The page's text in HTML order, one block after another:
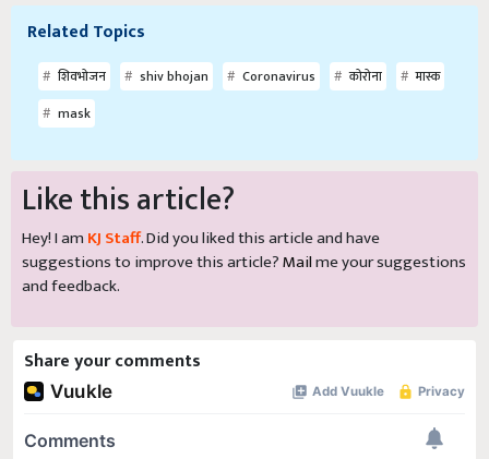
Related Topics
शिवभोजन shiv bhojan Coronavirus कोरोना
मास्क
mask
Like this article?
Hey! I am KJ Staff. Did you liked this article and have
suggestions to improve this article?Mailme your suggestions
and feedback.
Share your comments